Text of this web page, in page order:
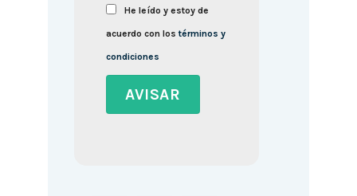
He leído y estoy de
acuerdo con lostérminos y
condiciones